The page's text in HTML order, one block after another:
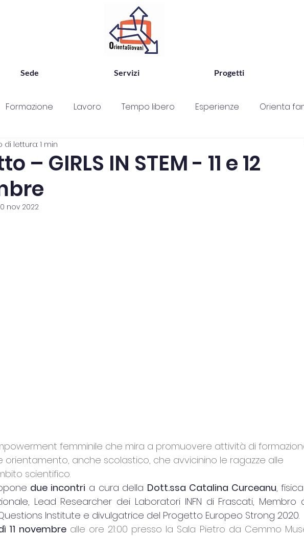
Sede Servizi Progetti
Formazione Lavoro Tempo libero Esperienze Orienta
Progetto
Scuola
– GIRLS IN STEM - 11 e 12
di lettura: 1 min
nov 2022
femminile che mira a promuovere attività di
orientamento, anche scolastico, che avvicinino le ragazze alle
scientifico.
due incontri a cura della Dott.ssa Catalina Curceanu,
Lead Researcher dei Laboratori INFN di Frascati, Membro
Institute e divulgatrice del Progetto Europeo Strong 2020.
11 novembre alle ore 21:00 presso la Sala Pietro da Cemmo